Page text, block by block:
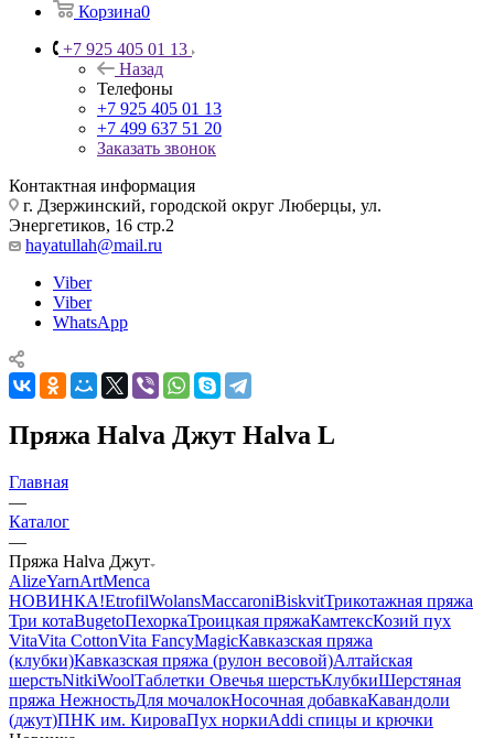
Корзина0
+7 925 405 01 13
Назад
Телефоны
+7 925 405 01 13
+7 499 637 51 20
Заказать звонок
Контактная информация
г. Дзержинский, городской округ Люберцы, ул.
Энергетиков, 16 стр.2
hayatullah@mail.ru
Viber
Viber
WhatsApp
Пряжа Halva Джут Halva L
Главная
—
Каталог
—
Пряжа Halva Джут
AlizeYarnArtMenca
НОВИНКА!EtrofilWolansMaccaroniBiskvitТрикотажная пряжа
Три котаBugetoПехоркаТроицкая пряжаКамтексКозий пух
VitaVita CottonVita FancyMagicКавказская пряжа
(клубки)Кавказская пряжа (рулон весовой)Алтайская
шерстьNitkiWoolТаблетки Овечья шерстьКлубкиШерстяная
пряжа НежностьДля мочалокНосочная добавкаКавандоли
(джут)ПНК им. КироваПух норкиAddi спицы и крючки